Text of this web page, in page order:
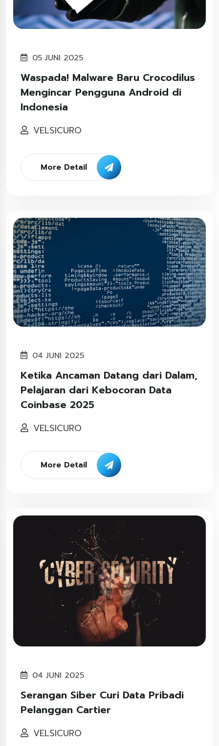
05 JUNI 2025
Waspada! Malware Baru Crocodilus
Mengincar Pengguna Android di
Indonesia
VELSICURO
More Detail
04 JUNI 2025
Ketika Ancaman Datang dari Dalam,
Pelajaran dari Kebocoran Data
Coinbase 2025
VELSICURO
More Detail
04 JUNI 2025
Serangan Siber Curi Data Pribadi
Pelanggan Cartier
VELSICURO